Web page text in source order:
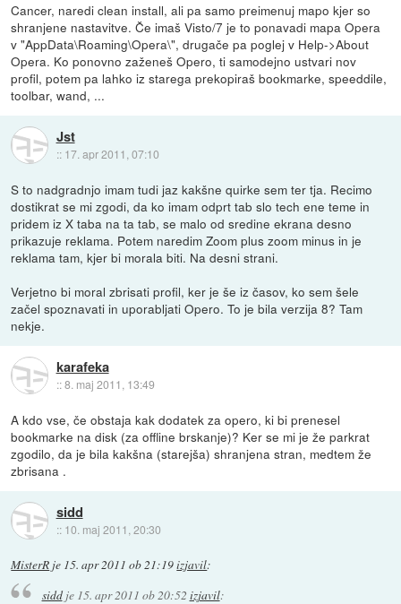
Cancer, naredi clean install, ali pa samo preimenuj mapo kjer so
shranjene nastavitve. Če imaš Visto/7 je to ponavadi mapa Opera
v "AppData\Roaming\Opera\", drugače pa poglej v Help->About
Opera. Ko ponovno zaženeš Opero, ti samodejno ustvari nov
profil, potem pa lahko iz starega prekopiraš bookmarke, speeddile,
toolbar, wand, ...
Jst
:: 17. apr 2011, 07:10
S to nadgradnjo imam tudi jaz kakšne quirke sem ter tja. Recimo
dostikrat se mi zgodi, da ko imam odprt tab slo tech ene teme in
pridem iz X taba na ta tab, se malo od sredine ekrana desno
prikazuje reklama. Potem naredim Zoom plus zoom minus in je
reklama tam, kjer bi morala biti. Na desni strani.
Verjetno bi moral zbrisati profil, ker je še iz časov, ko sem šele
začel spoznavati in uporabljati Opero. To je bila verzija 8? Tam
nekje.
karafeka
::8. maj 2011, 13:49
A kdo vse, če obstaja kak dodatek za opero, ki bi prenesel
bookmarke na disk (za offline brskanje)? Ker se mi je že parkrat
zgodilo, da je bila kakšna (starejša) shranjena stran, medtem že
zbrisana .
sidd
:: 10. maj 2011, 20:30
MisterR je 15. apr 2011 ob 21:19izjavil:
siddje 15. apr 2011 ob 20:52 izjavil: